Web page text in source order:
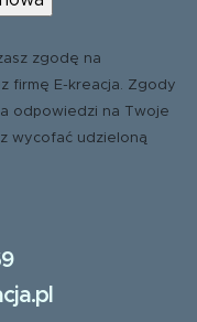
zgodę na
firmę E-kreacja. Zgody
odpowiedzi na Twoje
wycofać udzieloną